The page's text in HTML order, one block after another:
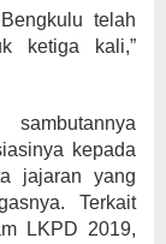
telah
ketiga kali,”
kepada
jajaran yang
Terkait
LKPD 2019,